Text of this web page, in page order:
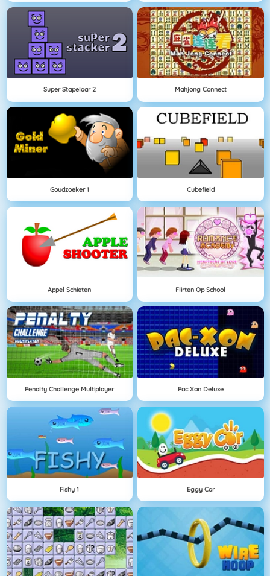
Super Stapelaar 2 Mahjong Connect
Goudzoeker 1 Cubefield
Appel Schieten Flirten Op School
Penalty Challenge Multiplayer Pac Xon Deluxe
Fishy 1 Eggy Car